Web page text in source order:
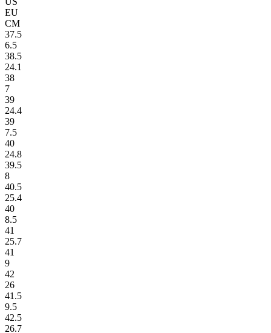
EU
СМ
37.5
6.5
38.5
24.1
38
7
39
24.4
39
7.5
40
24.8
39.5
8
40.5
25.4
40
8.5
41
25.7
41
9
42
26
41.5
9.5
42.5
26.7